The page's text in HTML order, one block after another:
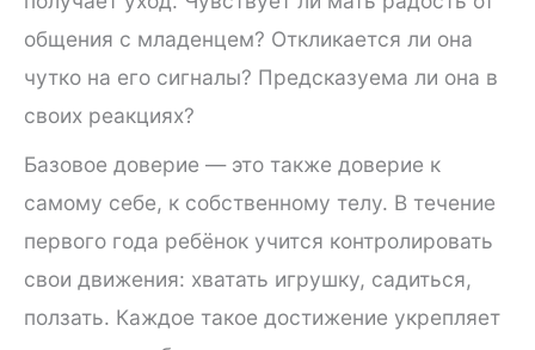
общения с младенцем? Откликается ли она
чутко на его сигналы? Предсказуема ли она в
своих реакциях?
Базовое доверие — это также доверие к
самому себе, к собственному телу. В течение
первого года ребёнок учится контролировать
свои движения: хватать игрушку, садиться,
ползать. Каждое такое достижение укрепляет